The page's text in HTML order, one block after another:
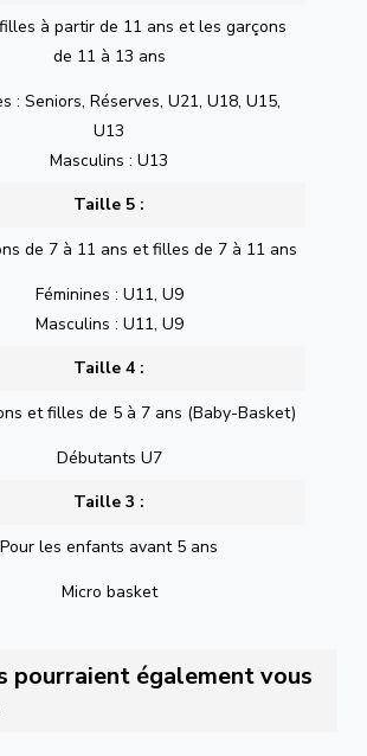
à partir de 11 ans et les garçons
de 11 à 13 ans
: Seniors, Réserves, U21, U18, U15,
U13
Masculins : U13
Taille 5 :
de 7 à 11 ans et filles de 7 à 11 ans
Féminines : U11, U9
Masculins : U11, U9
Taille 4 :
et filles de 5 à 7 ans (Baby-Basket)
Débutants U7
Taille 3 :
Pour les enfants avant 5 ans
Micro basket
pourraient également vous